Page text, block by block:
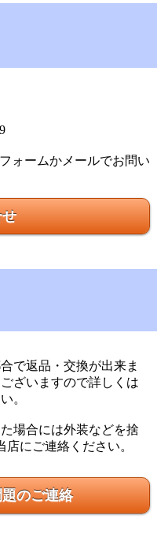
ォームかメールでお問い
で返品・交換が出来ま
ざいますので詳しくは
。
場合には外装などを捨
にご連絡ください。
のご連絡